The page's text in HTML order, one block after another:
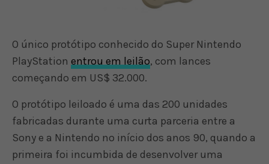
O único protótipo conhecido do Super Nintendo
PlayStationentrou em leilão, com lances
começando em US$ 32.000.
O protótipo leiloado é uma das 200 unidades
fabricadas durante uma curta parceria entre a
Sony e a Nintendo no início dos anos 90, quando a
primeira foi incumbida de desenvolver uma